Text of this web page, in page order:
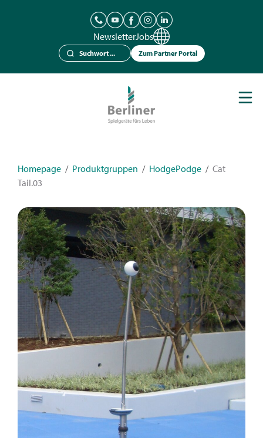
NewsletterJobs
Zum Partner Portal
News
Kontakt
Homepage / Produktgruppen / HodgePodge / Cat
Tail.03